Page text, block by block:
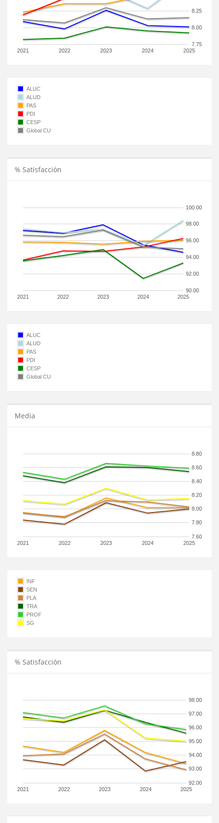
2021 2022 2023 2024 2025
7.75
8.00
8.25
ALUC
ALUD
PAS
PDI
CESP
Global CU
% Satisfacción
2021 2022 2023 2024 2025
90.00
92.00
94.00
96.00
98.00
100.00
ALUC
ALUD
PAS
PDI
CESP
Global CU
Media
2021 2022 2023 2024 2025
7.60
7.80
8.00
8.20
8.40
8.60
8.80
INF
SEN
PLA
TRA
PROF
SG
% Satisfacción
2021 2022 2023 2024 2025
92.00
93.00
94.00
95.00
96.00
97.00
98.00